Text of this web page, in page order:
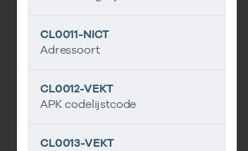
CL0011-NICT
Adressoort
CL0012-VEKT
APK codelijstcode
CL0013-VEKT